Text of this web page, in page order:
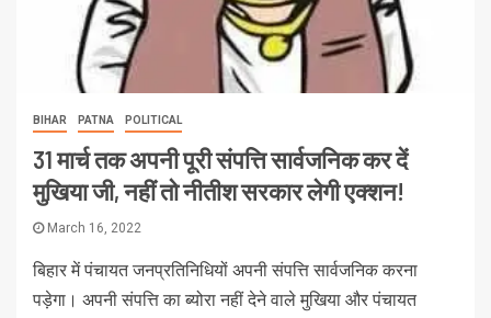
BIHAR PATNA POLITICAL
31 मार्च तक अपनी पूरी संपत्ति सार्वजनिक कर दें
मुखिया जी, नहीं तो नीतीश सरकार लेगी एक्शन!
March 16, 2022
बिहार में पंचायत जनप्रतिनिधियों अपनी संपत्ति सार्वजनिक करना
पड़ेगा। अपनी संपत्ति का ब्योरा नहीं देने वाले मुखिया और पंचायत